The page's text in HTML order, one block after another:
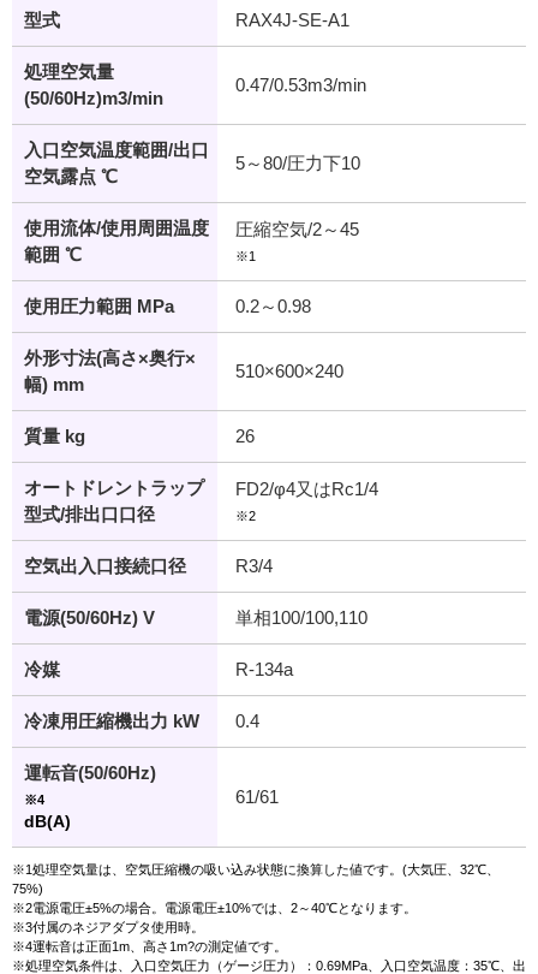
型式 RAX4J-SE-A1
処理空気量
(50/60Hz)m3/min
0.47/0.53m3/min
入口空気温度範囲/出口
空気露点 ℃
5～80/圧力下10
使用流体/使用周囲温度
範囲 ℃
圧縮空気/2～45
※1
使用圧力範囲 MPa 0.2～0.98
外形寸法(高さ×奥行×
幅) mm
510×600×240
質量 kg 26
オートドレントラップ
型式/排出口口径
FD2/φ4又はRc1/4
※2
空気出入口接続口径 R3/4
電源(50/60Hz) V 単相100/100,110
冷媒 R-134a
冷凍用圧縮機出力 kW 0.4
運転音(50/60Hz)
※4
dB(A)
61/61
※1処理空気量は、空気圧縮機の吸い込み状態に換算した値です。(大気圧、32℃、
75%)
※2電源電圧±5%の場合。電源電圧±10%では、2～40℃となります。
※3付属のネジアダプタ使用時。
※4運転音は正面1m、高さ1m?の測定値です。
※処理空気条件は、入口空気圧力（ゲージ圧力）：0.69MPa、入口空気温度：35℃、出